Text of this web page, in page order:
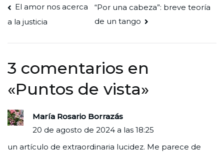
Navegación
de
El amor nos acerca
a la justicia
“Por una cabeza”: breve teoría
de un tango
3 comentarios en
«Puntos de vista»
María Rosario Borrazás
20 de agosto de 2024 a las 18:25
un artículo de extraordinaria lucidez. Me parece de